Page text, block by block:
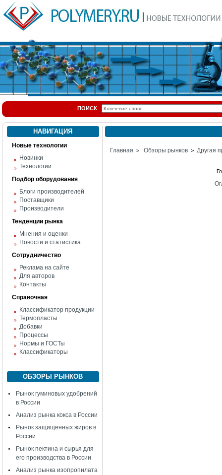
ПОИСК
НАВИГАЦИЯ
Новые технологии
Новинки
Технологии
Подбор оборудования
Блоги производителей
Поставщики
Производители
Тенденции рынка
Мнения и оценки
Новости и статистика
Сотрудничество
Реклама на сайте
Для авторов
Контакты
Справочная
Классификатор продукции
Термопласты
Добавки
Процессы
Нормы и ГОСТы
Классификаторы
ОБЗОРЫ РЫНКОВ
Рынок гуминовых удобрений
в России
Анализ рынка кокса в России
Рынок защищенных жиров в
России
Рынок пектина и сырья для
его производства в России
Анализ рынка изопропилата
Главная > Обзоры рынков > Другая